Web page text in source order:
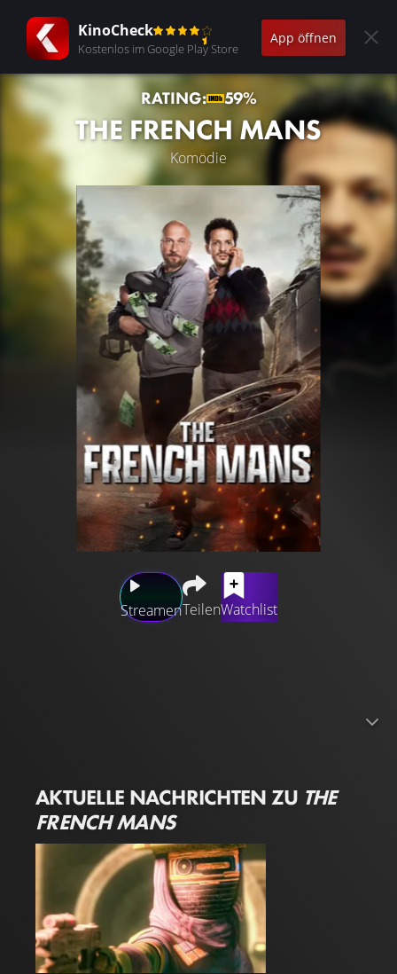
KinoCheck
Kostenlos im Google Play Store
App öffnen
RATING: 59%
THE FRENCH MANS
Komödie
StreamenTeilenWatchlist
ins Netz eines professionellen Verbrecherrings führt.
retten und in jede Menge gefährlicher Situationen
geraten, ohne auch nur für einen Moment aufzuhören, zu
meckern.
AKTUELLE NACHRICHTEN ZU THE
FRENCH MANS
STREAMING GUIDE